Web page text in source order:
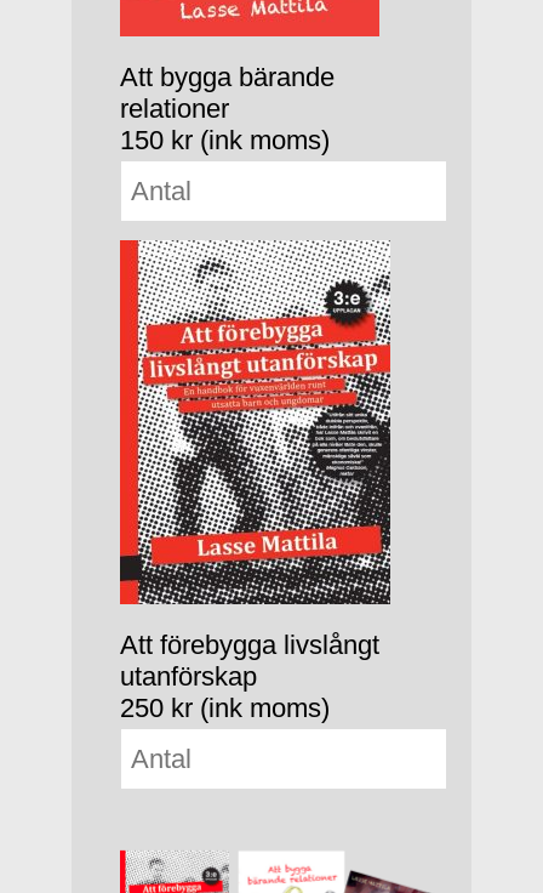
Att bygga bärande
relationer
150 kr (ink moms)
Att förebygga livslångt
utanförskap
250 kr (ink moms)